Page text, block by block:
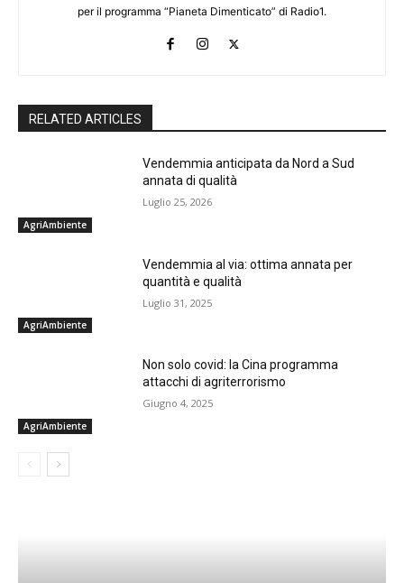
per il programma “Pianeta Dimenticato” di Radio1.
RELATED ARTICLES
AgriAmbiente
Vendemmia anticipata da Nord a Sud
annata di qualità
Luglio 25, 2026
AgriAmbiente
Vendemmia al via: ottima annata per
quantità e qualità
Luglio 31, 2025
AgriAmbiente
Non solo covid: la Cina programma
attacchi di agriterrorismo
Giugno 4, 2025